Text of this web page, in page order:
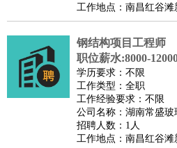
工作地点：南昌红谷滩
钢结构项目工程师
职位薪水:8000-
学历要求：不限
工作类型：全职
工作经验要求：不限
公司名称：湖南常盛玻
招聘人数：1人
工作地点：南昌红谷滩